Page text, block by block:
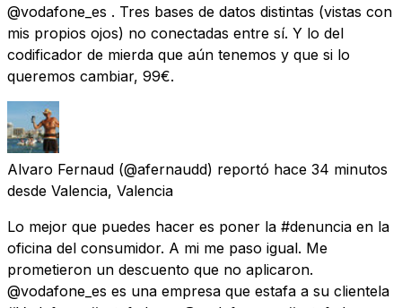
@vodafone_es . Tres bases de datos distintas (vistas con
mis propios ojos) no conectadas entre sí. Y lo del
codificador de mierda que aún tenemos y que si lo
queremos cambiar, 99€.
Alvaro Fernaud (@afernaudd) reportó hace 34 minutos
desde Valencia, Valencia
Lo mejor que puedes hacer es poner la #denuncia en la
oficina del consumidor. A mi me paso igual. Me
prometieron un descuento que no aplicaron.
@vodafone_es es una empresa que estafa a su clientela